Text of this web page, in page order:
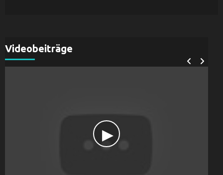
Videobeiträge